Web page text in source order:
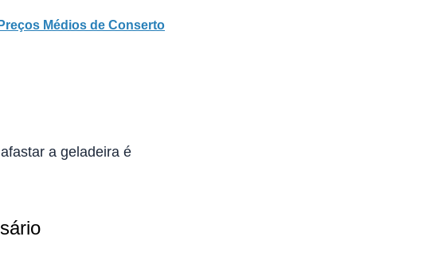
Médios de Conserto
a geladeira é